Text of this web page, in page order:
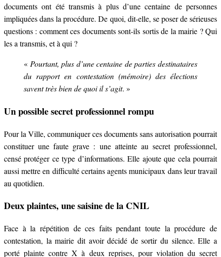
documents ont été transmis à plus d’une centaine de personnes
impliquées dans la procédure. De quoi, dit-elle, se poser de sérieuses
questions : comment ces documents sont-ils sortis de la mairie ? Qui
les a transmis, et à qui ?
« Pourtant, plus d’une centaine de parties destinataires
du rapport en contestation (mémoire) des élections
savent très bien de quoi il s’agit. »
Un possible secret professionnel rompu
Pour la Ville, communiquer ces documents sans autorisation pourrait
constituer une faute grave : une atteinte au secret professionnel,
censé protéger ce type d’informations. Elle ajoute que cela pourrait
aussi mettre en difficulté certains agents municipaux dans leur travail
au quotidien.
Deux plaintes, une saisine de la CNIL
Face à la répétition de ces faits pendant toute la procédure de
contestation, la mairie dit avoir décidé de sortir du silence. Elle a
porté plainte contre X à deux reprises, pour violation du secret